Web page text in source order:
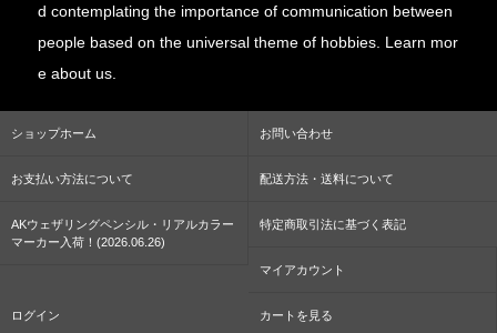
d contemplating the importance of communication between
people based on the universal theme of hobbies. Learn mor
e about us.
ショップホーム お問い合わせ
お支払い方法について 配送方法・送料について
AKウェザリングペンシル・リアルカラー
マーカー入荷！(2026.06.26)
特定商取引法に基づく表記
マイアカウント
ログイン カートを見る